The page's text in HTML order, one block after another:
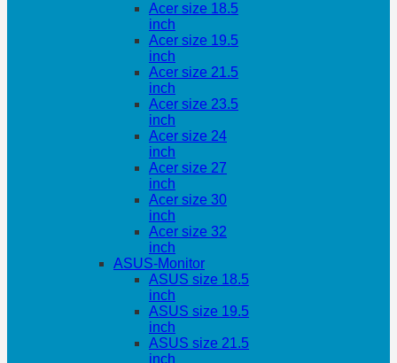
Acer size 18.5
inch
Acer size 19.5
inch
Acer size 21.5
inch
Acer size 23.5
inch
Acer size 24
inch
Acer size 27
inch
Acer size 30
inch
Acer size 32
inch
ASUS-Monitor
ASUS size 18.5
inch
ASUS size 19.5
inch
ASUS size 21.5
inch